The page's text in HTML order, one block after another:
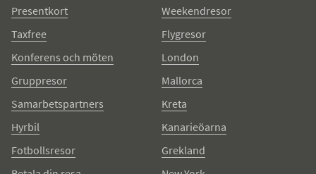
Presentkort
Taxfree
Konferens och möten
Gruppresor
Samarbetspartners
Hyrbil
Fotbollsresor
Weekendresor
Flygresor
London
Mallorca
Kreta
Kanarieöarna
Grekland